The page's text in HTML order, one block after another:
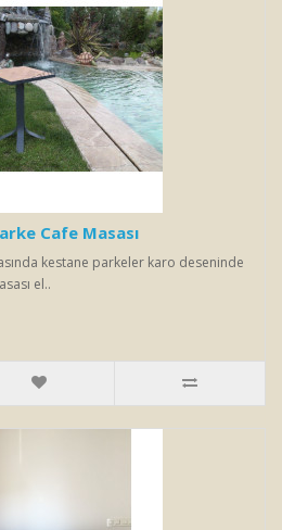
Cafe Masası
kestane parkeler karo deseninde
el..